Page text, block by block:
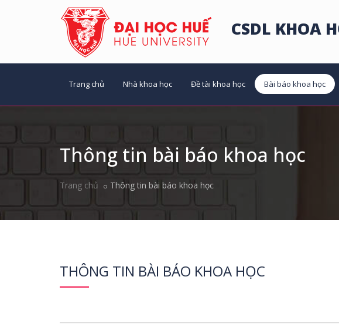
CSDL KHOA
Trang chủ Nhà khoa học Đề tài khoa học Bài báo khoa học
Thông tin bài báo khoa học
Trang chủ Thông tin bài báo khoa học
THÔNG TIN BÀI BÁO KHOA HỌC